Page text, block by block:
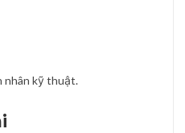
nhân kỹ thuật.